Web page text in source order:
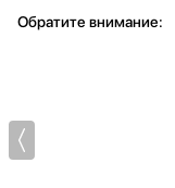
Обратите внимание: